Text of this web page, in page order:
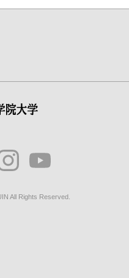
All Rights Reserved.